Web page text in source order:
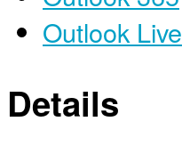
Outlook Live
Details